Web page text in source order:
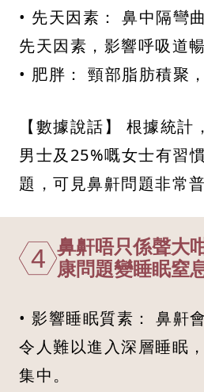
• 先天因素： 鼻中隔彎
先天因素，影響呼吸道暢
• 肥胖： 頸部脂肪積聚
【數據說話】 根據統
男士及25%嘅女士有習
題，可見鼻鼾問題非常普
4 鼻鼾唔只係聲大
康問題變睡眠窒
• 影響睡眠質素： 鼻鼾
令人難以進入深層睡眠
集中。